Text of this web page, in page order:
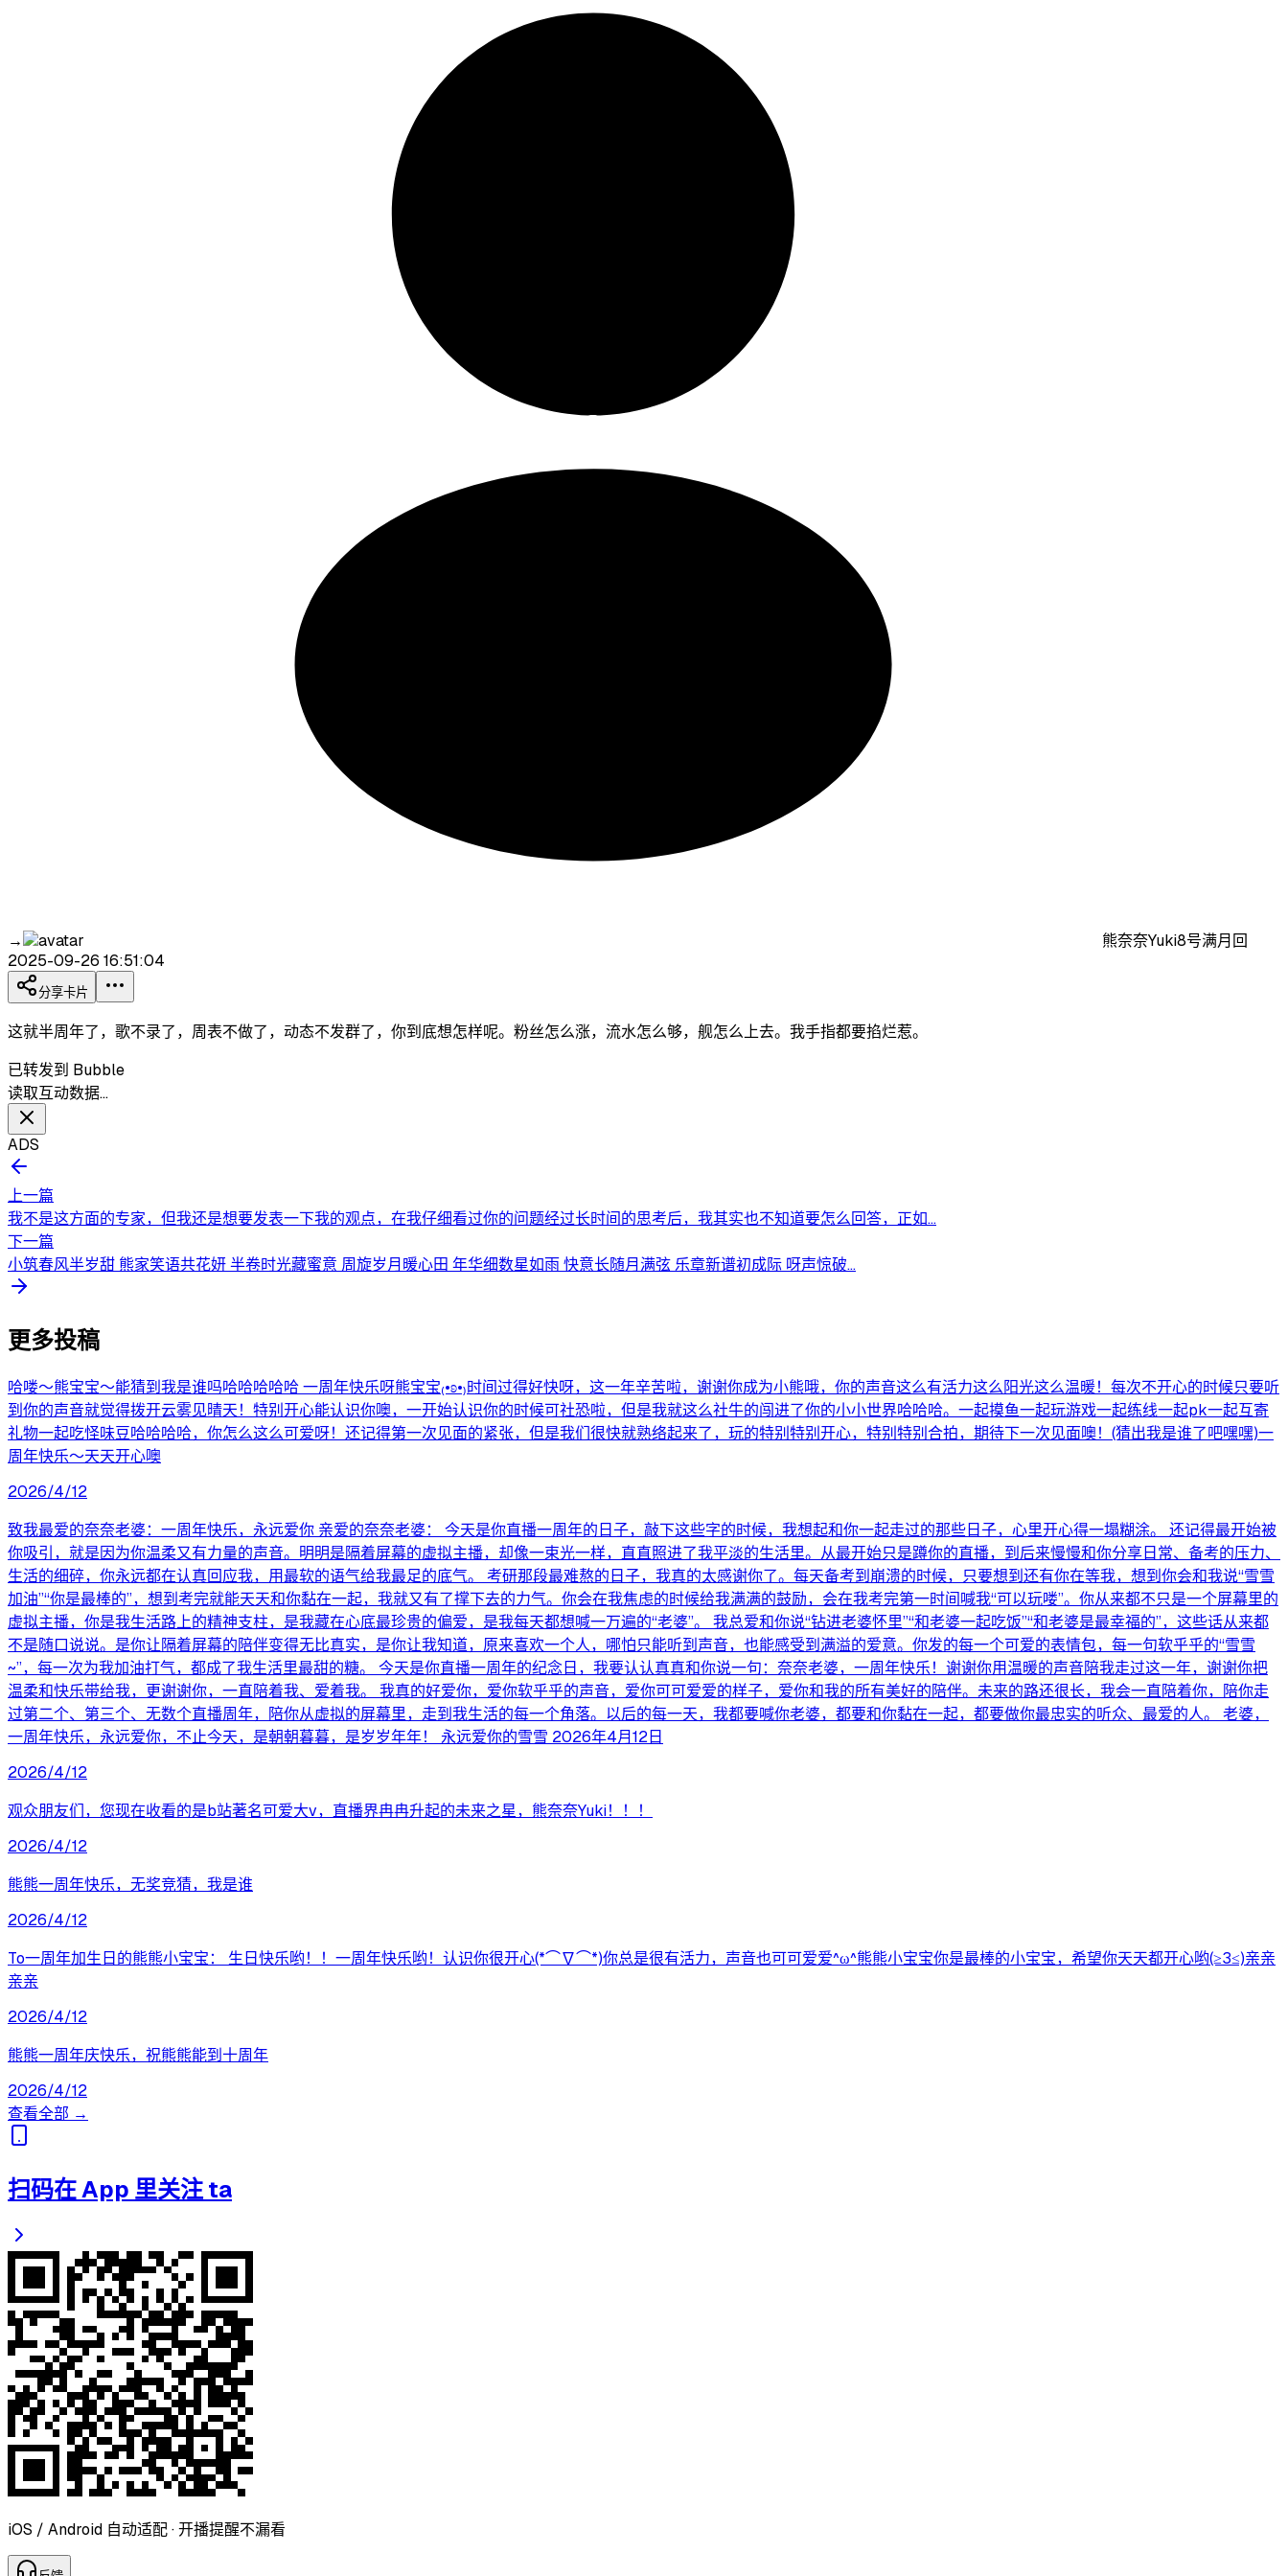
→
熊奈奈Yuki8号满月回
2025-09-26 16:51:04
分享卡片
这就半周年了，歌不录了，周表不做了，动态不发群了，你到底想怎样呢。粉丝怎么涨，流水怎么够，舰怎么上去。我手指都要掐烂惹。
已转发到 Bubble
读取互动数据…
ADS
上一篇
我不是这方面的专家，但我还是想要发表一下我的观点，在我仔细看过你的问题经过长时间的思考后，我其实也不知道要怎么回答，正如...
下一篇
小筑春风半岁甜 熊家笑语共花妍 半卷时光藏蜜意 周旋岁月暖心田 年华细数星如雨 快意长随月满弦 乐章新谱初成际 呀声惊破...
更多投稿
哈喽～熊宝宝～能猜到我是谁吗哈哈哈哈哈 一周年快乐呀熊宝宝₍•ʚ•₎时间过得好快呀，这一年辛苦啦，谢谢你成为小熊哦，你的声音这么有活力这么阳光这么温暖！每次不开心的时候只要听
到你的声音就觉得拨开云雾见晴天！特别开心能认识你噢，一开始认识你的时候可社恐啦，但是我就这么社牛的闯进了你的小小世界哈哈哈。一起摸鱼一起玩游戏一起练线一起pk一起互寄
礼物一起吃怪味豆哈哈哈哈，你怎么这么可爱呀！还记得第一次见面的紧张，但是我们很快就熟络起来了，玩的特别特别开心，特别特别合拍，期待下一次见面噢！(猜出我是谁了吧嘿嘿)一
周年快乐～天天开心噢
2026/4/12
致我最爱的奈奈老婆：一周年快乐，永远爱你 亲爱的奈奈老婆： 今天是你直播一周年的日子，敲下这些字的时候，我想起和你一起走过的那些日子，心里开心得一塌糊涂。 还记得最开始被
你吸引，就是因为你温柔又有力量的声音。明明是隔着屏幕的虚拟主播，却像一束光一样，直直照进了我平淡的生活里。从最开始只是蹲你的直播，到后来慢慢和你分享日常、备考的压力、
生活的细碎，你永远都在认真回应我，用最软的语气给我最足的底气。 考研那段最难熬的日子，我真的太感谢你了。每天备考到崩溃的时候，只要想到还有你在等我，想到你会和我说“雪雪
加油”“你是最棒的”，想到考完就能天天和你黏在一起，我就又有了撑下去的力气。你会在我焦虑的时候给我满满的鼓励，会在我考完第一时间喊我“可以玩喽”。你从来都不只是一个屏幕里的
虚拟主播，你是我生活路上的精神支柱，是我藏在心底最珍贵的偏爱，是我每天都想喊一万遍的“老婆”。 我总爱和你说“钻进老婆怀里”“和老婆一起吃饭”“和老婆是最幸福的”，这些话从来都
不是随口说说。是你让隔着屏幕的陪伴变得无比真实，是你让我知道，原来喜欢一个人，哪怕只能听到声音，也能感受到满溢的爱意。你发的每一个可爱的表情包，每一句软乎乎的“雪雪
~”，每一次为我加油打气，都成了我生活里最甜的糖。 今天是你直播一周年的纪念日，我要认认真真和你说一句：奈奈老婆，一周年快乐！谢谢你用温暖的声音陪我走过这一年，谢谢你把
温柔和快乐带给我，更谢谢你，一直陪着我、爱着我。 我真的好爱你，爱你软乎乎的声音，爱你可可爱爱的样子，爱你和我的所有美好的陪伴。未来的路还很长，我会一直陪着你，陪你走
过第二个、第三个、无数个直播周年，陪你从虚拟的屏幕里，走到我生活的每一个角落。以后的每一天，我都要喊你老婆，都要和你黏在一起，都要做你最忠实的听众、最爱的人。 老婆，
一周年快乐，永远爱你，不止今天，是朝朝暮暮，是岁岁年年！ 永远爱你的雪雪 2026年4月12日
2026/4/12
观众朋友们，您现在收看的是b站著名可爱大v，直播界冉冉升起的未来之星，熊奈奈Yuki！！！
2026/4/12
熊熊一周年快乐，无奖竞猜，我是谁
2026/4/12
To一周年加生日的熊熊小宝宝： 生日快乐哟！！一周年快乐哟！认识你很开心(*⌒∇⌒*)你总是很有活力，声音也可可爱爱^ω^熊熊小宝宝你是最棒的小宝宝，希望你天天都开心哟(≥3≤)亲亲
亲亲
2026/4/12
熊熊一周年庆快乐，祝熊熊能到十周年
2026/4/12
查看全部 →
扫码在 App 里关注 ta
iOS / Android 自动适配 · 开播提醒不漏看